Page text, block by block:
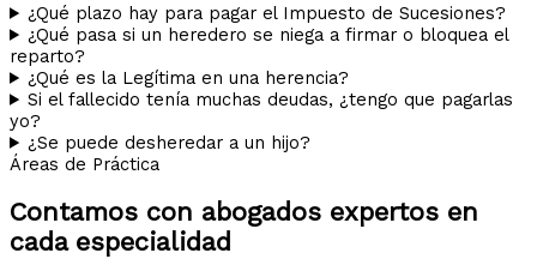
¿Qué plazo hay para pagar el Impuesto de Sucesiones?
¿Qué pasa si un heredero se niega a firmar o bloquea el
reparto?
¿Qué es la Legítima en una herencia?
Si el fallecido tenía muchas deudas, ¿tengo que pagarlas
yo?
¿Se puede desheredar a un hijo?
Áreas de Práctica
Contamos con abogados expertos en
cada especialidad